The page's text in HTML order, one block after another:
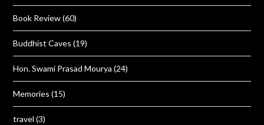
Book Review(60)
Buddhist Caves (19)
Hon. Swami Prasad Mourya (24)
Memories (15)
travel (3)